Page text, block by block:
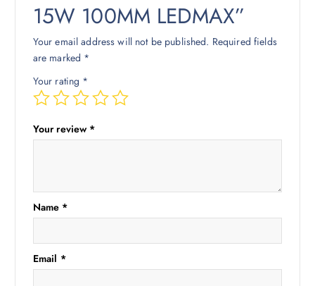
15W 100MM LEDMAX”
Your email address will not be published. Required fields
are marked *
Your rating *
Your review *
Name *
Email *